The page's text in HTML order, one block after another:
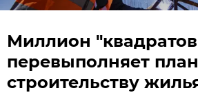
Миллион
перевыполняет
строительству